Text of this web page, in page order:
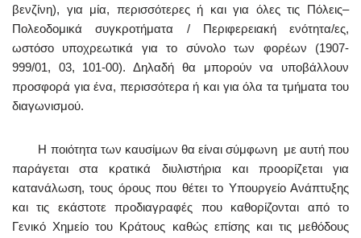
βενζίνη), για μία, περισσότερες ή και για όλες τις Πόλεις–
Πολεοδομικά συγκροτήματα / Περιφερειακή ενότητα/ες,
ωστόσο υποχρεωτικά για το σύνολο των φορέων (1907-
999/01, 03, 101-00). Δηλαδή θα μπορούν να υποβάλλουν
προσφορά για ένα, περισσότερα ή και για όλα τα τμήματα του
διαγωνισμού.
Η ποιότητα των καυσίμων θα είναι σύμφωνη με αυτή που
παράγεται στα κρατικά διυλιστήρια και προορίζεται για
κατανάλωση, τους όρους που θέτει το Υπουργείο Ανάπτυξης
και τις εκάστοτε προδιαγραφές που καθορίζονται από το
Γενικό Χημείο του Κράτους καθώς επίσης και τις μεθόδους